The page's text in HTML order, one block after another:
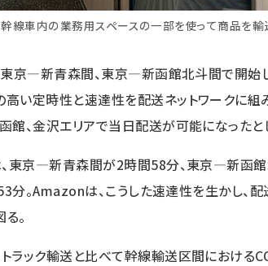
線車内の業務用スペースの一部を使って商品を輸
京―新青森間、東京―新函館北斗間で開始
高い定時性と速達性を配送ネットワークに組
館、金沢エリアで当日配送が可能になったと
東京―新青森間が2時間58分、東京―新函
。Amazonは、こうした速達性を生かし、
。
トラック輸送と比べて幹線輸送区間における